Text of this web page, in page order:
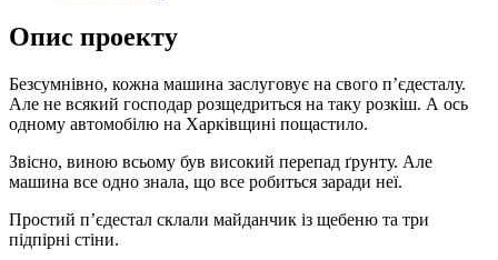
Опис проекту
Безсумнівно, кожна машина заслуговує на свого п’єдесталу.
Але не всякий господар розщедриться на таку розкіш. А ось
одному автомобілю на Харківщині пощастило.
Звісно, виною всьому був високий перепад ґрунту. Але
машина все одно знала, що все робиться заради неї.
Простий п’єдестал склали майданчик із щебеню та три
підпірні стіни.